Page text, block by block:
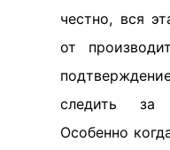
честно, вся
от
следить за
Особенно